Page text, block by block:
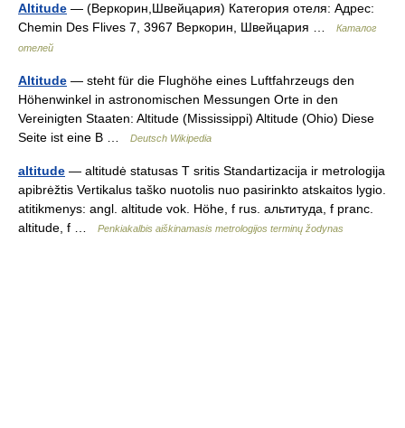
Altitude — (Веркорин,Швейцария) Категория отеля: Адрес:
Chemin Des Flives 7, 3967 Веркорин, Швейцария …
Каталог
отелей
Altitude — steht für die Flughöhe eines Luftfahrzeugs den
Höhenwinkel in astronomischen Messungen Orte in den
Vereinigten Staaten: Altitude (Mississippi) Altitude (Ohio) Diese
Seite ist eine B …
Deutsch Wikipedia
altitude — altitudė statusas T sritis Standartizacija ir metrologija
apibrėžtis Vertikalus taško nuotolis nuo pasirinkto atskaitos lygio.
atitikmenys: angl. altitude vok. Höhe, f rus. альтитуда, f pranc.
altitude, f …
Penkiakalbis aiškinamasis metrologijos terminų žodynas